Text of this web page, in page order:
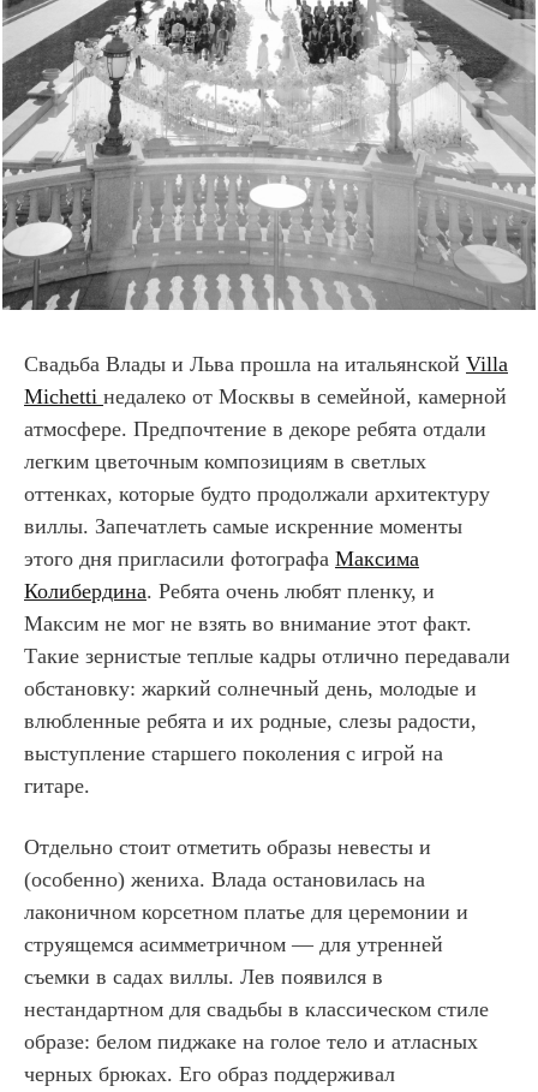
Свадьба Влады и Льва прошла на итальянской Villa
Michetti недалеко от Москвы в семейной, камерной
атмосфере. Предпочтение в декоре ребята отдали
легким цветочным композициям в светлых
оттенках, которые будто продолжали архитектуру
виллы. Запечатлеть самые искренние моменты
этого дня пригласили фотографа Максима
Колибердина. Ребята очень любят пленку, и
Максим не мог не взять во внимание этот факт.
Такие зернистые теплые кадры отлично передавали
обстановку: жаркий солнечный день, молодые и
влюбленные ребята и их родные, слезы радости,
выступление старшего поколения с игрой на
гитаре.
Отдельно стоит отметить образы невесты и
(особенно) жениха. Влада остановилась на
лаконичном корсетном платье для церемонии и
струящемся асимметричном — для утренней
съемки в садах виллы. Лев появился в
нестандартном для свадьбы в классическом стиле
образе: белом пиджаке на голое тело и атласных
черных брюках. Его образ поддерживал